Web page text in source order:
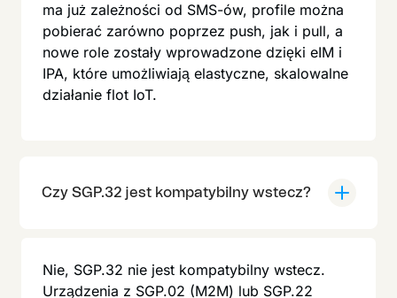
ma już zależności od SMS-ów, profile można
pobierać zarówno poprzez push, jak i pull, a
nowe role zostały wprowadzone dzięki eIM i
IPA, które umożliwiają elastyczne, skalowalne
działanie flot IoT.
Czy SGP.32 jest kompatybilny wstecz?
Nie, SGP.32 nie jest kompatybilny wstecz.
Urządzenia z SGP.02 (M2M) lub SGP.22